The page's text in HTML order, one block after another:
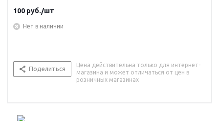
100 руб./шт
Нет в наличии
Поделиться
Цена действительна только для интернет-
магазина и может отличаться от цен в
розничных магазинах